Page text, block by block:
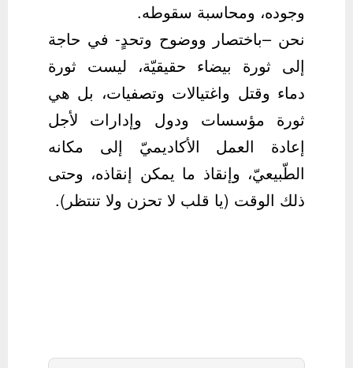
وجوده، ومحاسبة سقوطه.
نحن –باختصار ووضوح وتحدٍ- في حاجة
إلى ثورة بيضاء حقيقيّة، ليست ثورة
دماء وقتل واغتيالات وتصفيات، بل هي
ثورة مؤسسات ودول وإدارات لأجل
إعادة العمل الأكاديميّ إلى مكانه
الطّبيعيّ، وإنقاذ ما يمكن إنقاذه، وحتى
ذلك الوقت (يا قلب لا تحزن ولا تنتظر).